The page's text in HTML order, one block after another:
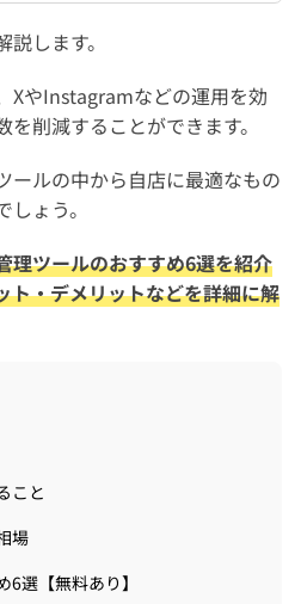
します。
XやInstagramなどの運用を効
削減することができます。
ールの中から自店に最適なもの
ょう。
理ツールのおすすめ6選を紹介
ト・デメリットなどを詳細に解
こと
場
6選【無料あり】